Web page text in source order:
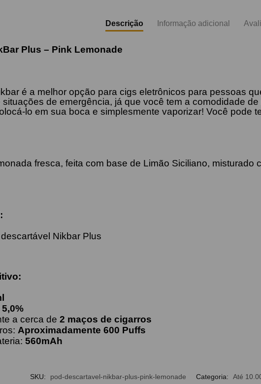
Descrição Informação adicional
Plus – Pink Lemonade
é a melhor opção para cigs eletrônicos para pessoas
situações de emergência, já que você tem a comodidade
lo em sua boca e simplesmente vaporizar! Você pode
fresca, feita com base de Limão Siciliano, misturado
Nikbar Plus
5,0%
a cerca de 2 maços de cigarros
Aproximadamente 600 Puffs
560mAh
SKU: pod-descartavel-nikbar-plus-pink-lemonade Categoria: Até